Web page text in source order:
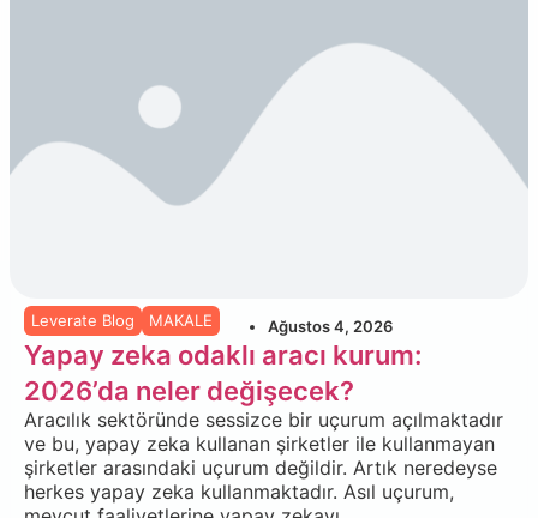
Leverate Blog MAKALE Ağustos 4, 2026
Yapay zeka odaklı aracı kurum:
2026’da neler değişecek?
Aracılık sektöründe sessizce bir uçurum açılmaktadır
ve bu, yapay zeka kullanan şirketler ile kullanmayan
şirketler arasındaki uçurum değildir. Artık neredeyse
herkes yapay zeka kullanmaktadır. Asıl uçurum,